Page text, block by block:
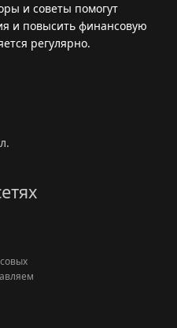
и советы помогут
и повысить финансовую
регулярно.